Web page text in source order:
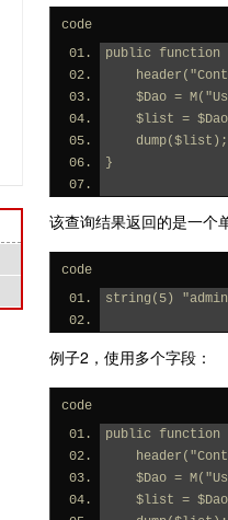
code
public
$Dao =
$list =
    dump($list);
}
该查询结果返回的是一个
code
string(5)
例子2，使用多个字段：
code
public
$Dao =
$list =